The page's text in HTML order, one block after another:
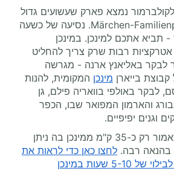
לקולברמור נמצא פארק שעשועים גדול
לכל המשפחה Märchen-Familienpark. נסיעה של כשעה
תביא אתכם למינכן. במינכן
רבות שרק צריך להחליט
לבקר באליאנץ ארנה - מגרשה
בייארן מינכן המקומית, להנות
לבקר באולפי בוואריה פילם, גן
והארמון המפואר שבו, הכפר
וגנים יפיפיים.
קולברמור נמצאת כאמור רק כ-35 ק"מ ממינכן בה ניתן
בהנאה רבה. לחצו כאן כדי לראות את
שעות במינכן